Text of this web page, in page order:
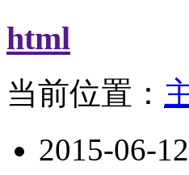
html
当前位置：
2015-06-12